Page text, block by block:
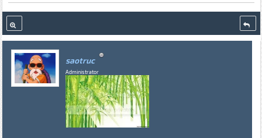
saotruc
Administrator